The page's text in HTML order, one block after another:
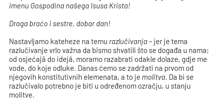
imenu Gospodina našega Isusa Krista!
Draga braćo i sestre, dobar dan!
Nastavljamo kateheze na temu razlučivanja– jer je tema
razlučivanje vrlo važna da bismo shvatili što se događa u nama;
od osjećajâ do idejâ, moramo razabrati odakle dolaze, gdje me
vode, do koje odluke. Danas ćemo se zadržati na prvom od
njegovih konstitutivnih elemenata, a to je molitva. Da bi se
razlučivalo potrebno je biti u određenom ozračju, u stanju
molitve.